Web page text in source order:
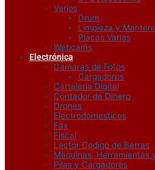
Varios
Drum
Limpieza y
Placas Varias
Webcams
Electrónica
Camaras de Fotos
Cargadores
Carteleria Digital
Contador de Dinero
Drones
Electrodomesticos
Fax
Fiscal
Lector Codigo de Barras
Maquinas, Herramientas
Pilas y Cargadores